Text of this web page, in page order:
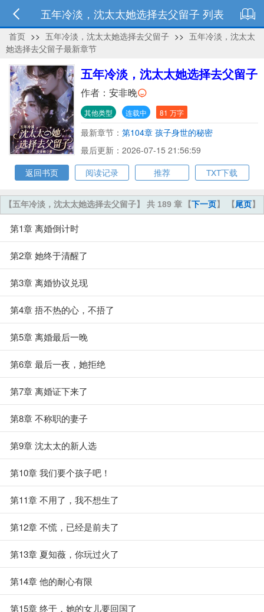
五年冷淡，沈太太她选择去父留子 列表
首页 >> 五年冷淡，沈太太她选择去父留子 >> 五年冷淡，沈太太
她选择去父留子最新章节
五年冷淡，沈太太她选择去父留子
作者： 安非晚
其他类型 连载中 81 万字
最新章节： 第104章 孩子身世的秘密
最后更新：2026-07-15 21:56:59
返回书页
阅读记录 推荐 TXT下载
【下一页】 【尾页】
【五年冷淡，沈太太她选择去父留子】 共 189 章
第1章 离婚倒计时
第2章 她终于清醒了
第3章 离婚协议兑现
第4章 捂不热的心，不捂了
第5章 离婚最后一晚
第6章 最后一夜，她拒绝
第7章 离婚证下来了
第8章 不称职的妻子
第9章 沈太太的新人选
第10章 我们要个孩子吧！
第11章 不用了，我不想生了
第12章 不慌，已经是前夫了
第13章 夏知薇，你玩过火了
第14章 他的耐心有限
第15章 终于，她的女儿要回国了